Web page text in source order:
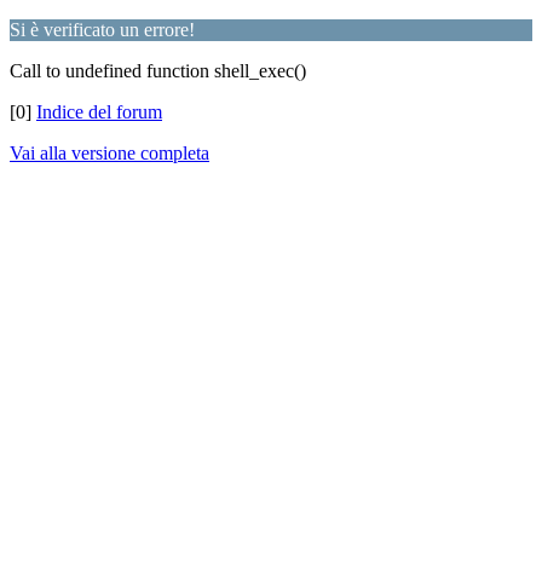
Si è verificato un errore!
Call to undefined function shell_exec()
[0] Indice del forum
Vai alla versione completa